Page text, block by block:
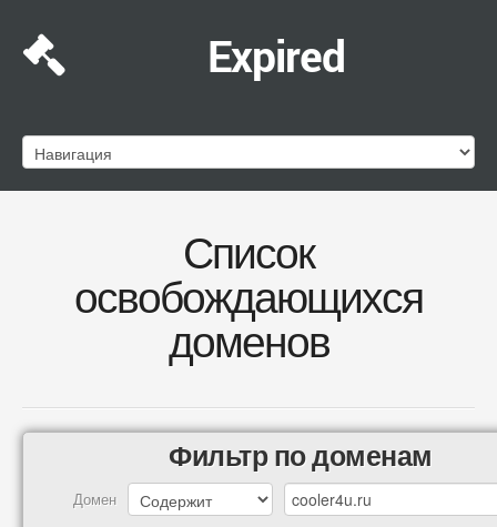
Expired
Список
освобождающихся
доменов
Фильтр по доменам
Домен